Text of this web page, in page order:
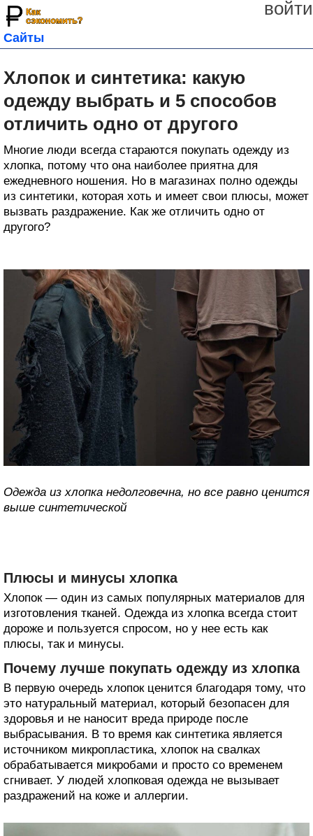
войти
Сайты
Хлопок и синтетика: какую
одежду выбрать и 5 способов
отличить одно от другого
Многие люди всегда стараются покупать одежду из
хлопка, потому что она наиболее приятна для
ежедневного ношения. Но в магазинах полно одежды
из синтетики, которая хоть и имеет свои плюсы, может
вызвать раздражение. Как же отличить одно от
другого?
Одежда из хлопка недолговечна, но все равно ценится
выше синтетической
Плюсы и минусы хлопка
Хлопок — один из самых популярных материалов для
изготовления тканей. Одежда из хлопка всегда стоит
дороже и пользуется спросом, но у нее есть как
плюсы, так и минусы.
Почему лучше покупать одежду из хлопка
В первую очередь хлопок ценится благодаря тому, что
это натуральный материал, который безопасен для
здоровья и не наносит вреда природе после
выбрасывания. В то время как синтетика является
источником микропластика, хлопок на свалках
обрабатывается микробами и просто со временем
сгнивает. У людей хлопковая одежда не вызывает
раздражений на коже и аллергии.